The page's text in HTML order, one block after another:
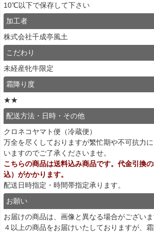
10℃以下で保存して下さい
加工者
株式会社千成亭風土
こだわり
未経産牝牛限定
霜降り度
★★
配送方法・日時・その他
クロネコヤマト便（冷蔵便）
万全を尽くしておりますが繁忙期や不可抗力
いますのでご了承くださいませ。
こちらの商品は送料込み商品です。代金引換
込）がかかります。
配送日時指定・時間帯指定承ります。
お願い
お届けの商品は、画像と異なる場合がござい
４以上の商品をお届けいたしておりますが、